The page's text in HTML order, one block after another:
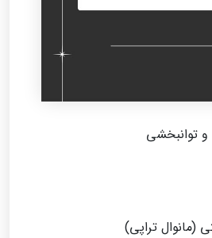
توانبخشی
(مانوال تراپی)